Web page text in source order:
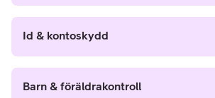
Id & kontoskydd
Barn & föräldrakontroll